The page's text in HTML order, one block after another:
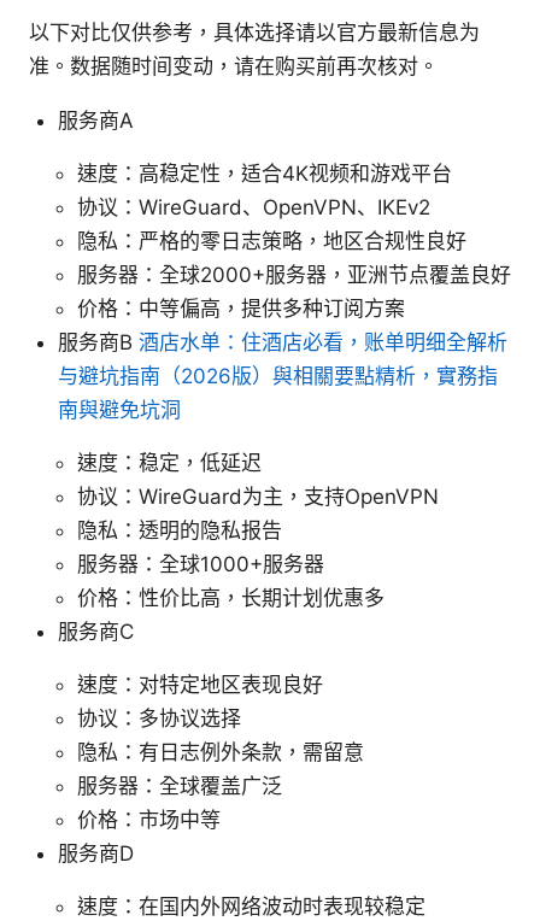
以下对比仅供参考，具体选择请以官方最新信息为
准。数据随时间变动，请在购买前再次核对。
服务商A
速度：高稳定性，适合4K视频和游戏平台
协议：WireGuard、OpenVPN、IKEv2
隐私：严格的零日志策略，地区合规性良好
服务器：全球2000+服务器，亚洲节点覆盖良好
价格：中等偏高，提供多种订阅方案
服务商B 酒店水单：住酒店必看，账单明细全解析
与避坑指南（2026版）與相關要點精析，實務指
南與避免坑洞
速度：稳定，低延迟
协议：WireGuard为主，支持OpenVPN
隐私：透明的隐私报告
服务器：全球1000+服务器
价格：性价比高，长期计划优惠多
服务商C
速度：对特定地区表现良好
协议：多协议选择
隐私：有日志例外条款，需留意
服务器：全球覆盖广泛
价格：市场中等
服务商D
速度：在国内外网络波动时表现较稳定